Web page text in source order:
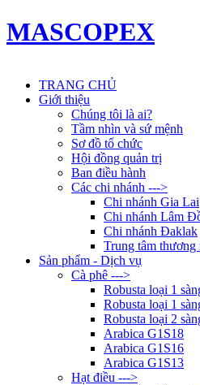
MASCOPEX
TRANG CHỦ
Giới thiệu
Chúng tôi là ai?
Tầm nhìn và sứ mệnh
Sơ đồ tổ chức
Hội đồng quản trị
Ban điều hành
Các chi nhánh --->
Chi nhánh Gia Lai
Chi nhánh Lâm
Chi nhánh Đaklak
Trung tâm
Sản phẩm - Dịch vụ
Cà phê --->
Robusta loại 1
Robusta loại 1
Robusta loại 2
Arabica G1S18
Arabica G1S16
Arabica G1S13
Hạt điều --->